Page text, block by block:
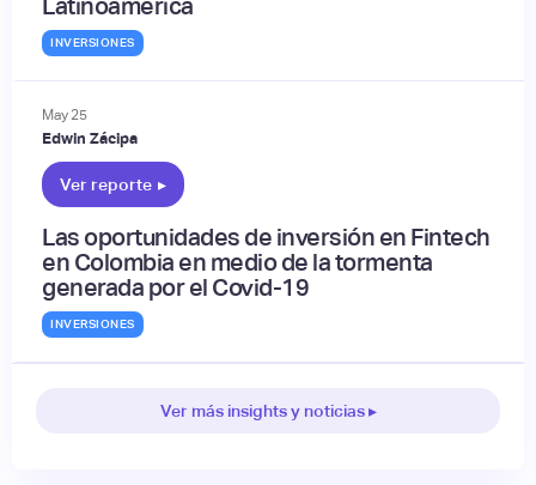
Latinoamérica
INVERSIONES
May 25
Edwin Zácipa
Ver reporte ▸
Las oportunidades de inversión en Fintech
en Colombia en medio de la tormenta
generada por el Covid-19
INVERSIONES
Ver más insights y noticias ▸